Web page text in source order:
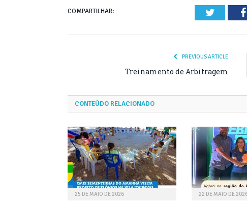
COMPARTILHAR: Twitter
PREVIOUS ARTICLE
Treinamento de Arbitragem
CONTEÚDO RELACIONADO
25 DE MAIO DE 2026 22 DE MAIO DE